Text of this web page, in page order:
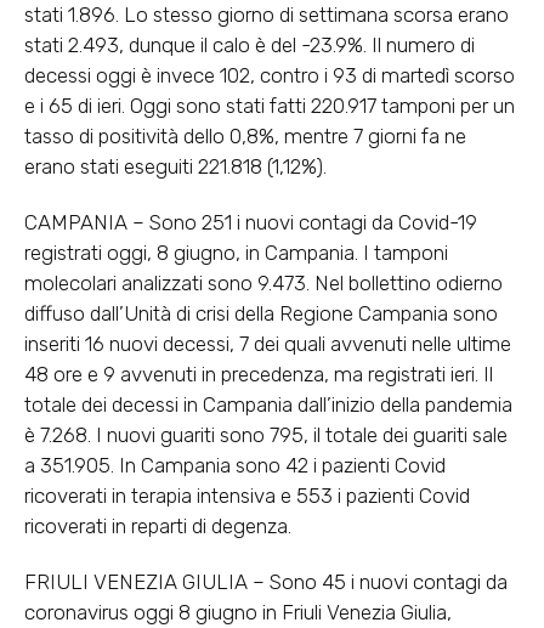
stati 1.896. Lo stesso giorno di settimana scorsa erano
stati 2.493, dunque il calo è del -23.9%. Il numero di
decessi oggi è invece 102, contro i 93 di martedì scorso
e i 65 di ieri. Oggi sono stati fatti 220.917 tamponi per un
tasso di positività dello 0,8%, mentre 7 giorni fa ne
erano stati eseguiti 221.818 (1,12%).
CAMPANIA – Sono 251 i nuovi contagi da Covid-19
registrati oggi, 8 giugno, in Campania. I tamponi
molecolari analizzati sono 9.473. Nel bollettino odierno
diffuso dall’Unità di crisi della Regione Campania sono
inseriti 16 nuovi decessi, 7 dei quali avvenuti nelle ultime
48 ore e 9 avvenuti in precedenza, ma registrati ieri. Il
totale dei decessi in Campania dall’inizio della pandemia
è 7.268. I nuovi guariti sono 795, il totale dei guariti sale
a 351.905. In Campania sono 42 i pazienti Covid
ricoverati in terapia intensiva e 553 i pazienti Covid
ricoverati in reparti di degenza.
FRIULI VENEZIA GIULIA – Sono 45 i nuovi contagi da
coronavirus oggi 8 giugno in Friuli Venezia Giulia,